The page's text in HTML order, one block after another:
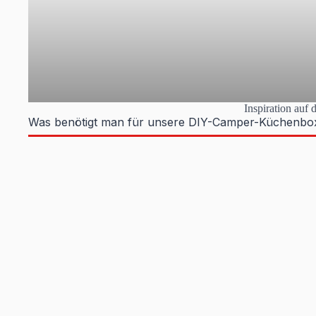
Inspiration auf
Was benötigt man für unsere DIY-Camper-